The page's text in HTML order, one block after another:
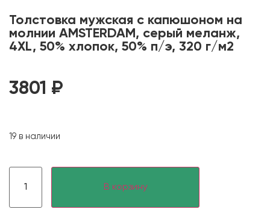
Толстовка мужская с капюшоном на
молнии AMSTERDAM, серый меланж,
4XL, 50% хлопок, 50% п/э, 320 г/м2
3801 ₽
19 в наличии
В корзину